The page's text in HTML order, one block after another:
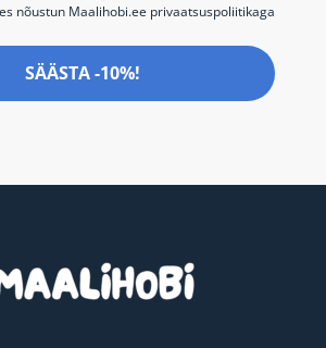
nõustun Maalihobi.ee privaatsuspoliitikaga
SÄÄSTA -10%!